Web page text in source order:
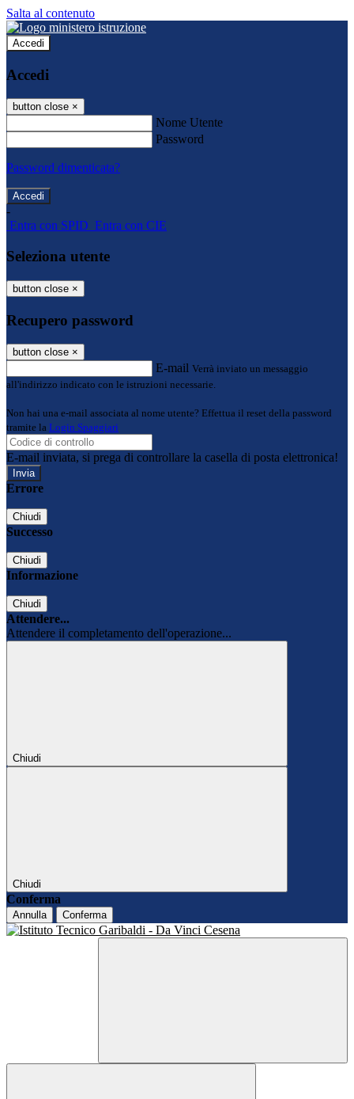
Salta al contenuto
Accedi
Accedi
button close ×
Nome Utente
Password
Password dimenticata?
-
Entra con SPID Entra con CIE
Seleziona utente
button close ×
Recupero password
button close ×
E-mail Verrà inviato un messaggio
all'indirizzo indicato con le istruzioni necessarie.
Non hai una e-mail associata al nome utente? Effettua il reset della password
tramite la Login Spaggiari
E-mail inviata, si prega di controllare la casella di posta elettronica!
Errore
Chiudi
Successo
Chiudi
Informazione
Chiudi
Attendere...
Attendere il completamento dell'operazione...
Chiudi
Chiudi
Conferma
Annulla Conferma